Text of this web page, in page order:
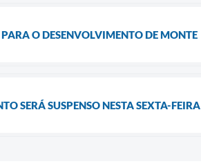
O DESENVOLVIMENTO DE MONTE
SERÁ SUSPENSO NESTA SEXTA-FEIRA